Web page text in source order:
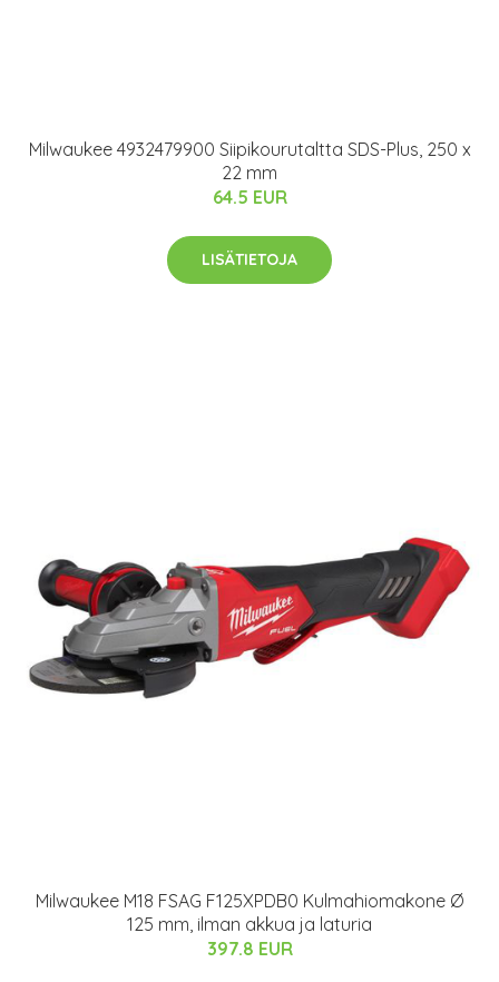
Milwaukee 4932479900 Siipikourutaltta SDS-Plus, 250 x
22 mm
64.5 EUR
LISÄTIETOJA
Milwaukee M18 FSAG F125XPDB0 Kulmahiomakone Ø
125 mm, ilman akkua ja laturia
397.8 EUR